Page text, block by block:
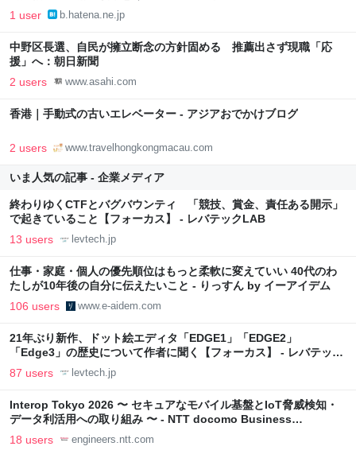
1 user b.hatena.ne.jp
中野区長選、自民が擁立断念の方針固める 推薦出さず現職「応
援」へ：朝日新聞
2 users www.asahi.com
香港｜手動式の古いエレベーター - アジアおでかけブログ
2 users www.travelhongkongmacau.com
いま人気の記事 - 企業メディア
終わりゆくCTFとバグバウンティ 「競技、賞金、責任ある開示」
で起きていること【フォーカス】 - レバテックLAB
13 users levtech.jp
仕事・家庭・個人の優先順位はもっと柔軟に変えていい 40代のわ
たしが10年後の自分に伝えたいこと - りっすん by イーアイデム
106 users www.e-aidem.com
21年ぶり新作、ドット絵エディタ「EDGE1」「EDGE2」
「Edge3」の歴史について作者に聞く【フォーカス】 - レバテック
LAB
87 users levtech.jp
Interop Tokyo 2026 〜 セキュアなモバイル基盤とIoT脅威検知・
データ利活用への取り組み 〜 - NTT docomo Business
Engineers' Blog
18 users engineers.ntt.com